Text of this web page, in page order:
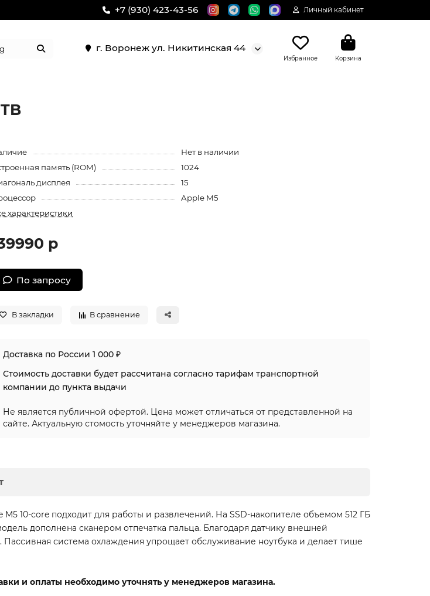
+7 (930) 423-43-56 Личный кабинет
г. Воронеж ул. Никитинская 44
Избранное Корзина
Нет в наличии
память (ROM)
1024
дисплея
15
Apple M5
характеристики
р
По запросу
В закладки В сравнение
Доставка по России 1 000 ₽
Стоимость доставки будет рассчитана согласно тарифам транспортной
компании до пункта выдачи
Не является публичной офертой. Цена может отличаться от представленной на
сайте. Актуальную стомость уточняйте у менеджеров магазина.
10-core подходит для работы и развлечений. На SSD-накопителе объемом 512 ГБ
дополнена сканером отпечатка пальца. Благодаря датчику внешней
система охлаждения упрощает обслуживание ноутбука и делает тише
и оплаты необходимо уточнять у менеджеров магазина.